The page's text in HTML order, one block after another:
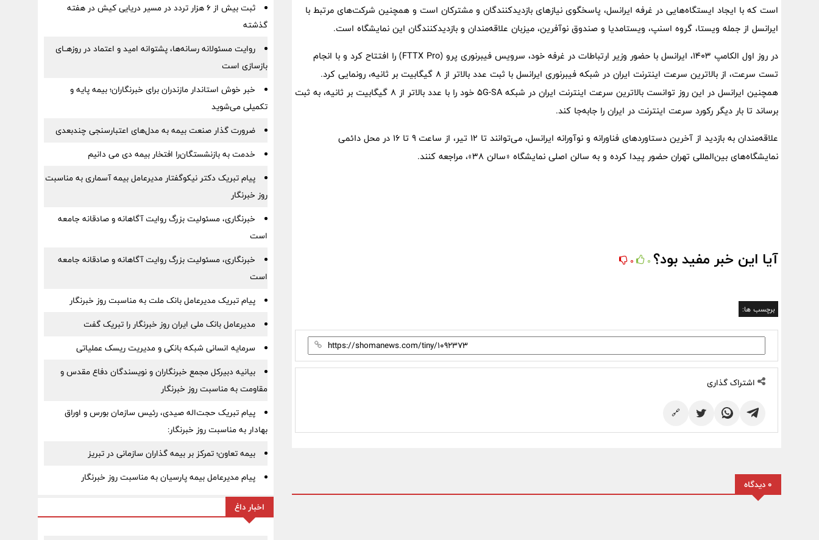
است که با ایجاد ایستگاه‌هایی در غرفه ایرانسل، پاسخگوی نیازهای بازدیدکنندگان و مشترکان است و همچنین شرکت‌های مرتبط با
ایرانسل از جمله ویستا، گروه اسنپ، ویستامدیا و صندوق نوآفرین، میزبان علاقه‌مندان و بازدیدکنندگان این نمایشگاه است.
در روز اول الکامپ ۱۴۰۳، ایرانسل با حضور وزیر ارتباطات در غرفه خود، سرویس فیبرنوری پرو (FTTX Pro) را افتتاح کرد و با انجام
تست سرعت، از بالاترین سرعت اینترنت ایران در شبکه فیبرنوری ایرانسل با ثبت عدد بالاتر از ۸ گیگابیت بر ثانیه، رونمایی کرد.
همچنین ایرانسل در این روز توانست بالاترین سرعت اینترنت ایران در شبکه 5G-SA خود را با عدد بالاتر از ۸ گیگابیت بر ثانیه، به ثبت
برساند تا بار دیگر رکورد سرعت اینترنت در ایران را جا‌به‌جا کند.
علاقه‌مندان به بازدید از آخرین دستاوردهای فناورانه و نوآورانه ایرانسل، می‌توانند تا ۱۲ تیر، از ساعت ۹ تا ۱۶ در محل دائمی
نمایشگاه‌های بین‌المللی تهران حضور پیدا کرده و به سالن اصلی نمایشگاه «سالن ۳۸»، مراجعه کنند.
آیا این خبر مفید بود؟ 0
0
برچسب ها:
اشتراک گذاری
🔗
0 دیدگاه
ثبت بیش از ۶ هزار تردد در مسیر دریایی کیش در هفته
گذشته
روایت مسئولانه رسانه‌ها، پشتوانه امید و اعتماد در روزهــای
بازسازی است
خبر خوش استاندار مازندران برای خبرنگاران؛‌ بیمه پایه و
‌تکمیلی می‌شوید
ضرورت گذار صنعت بیمه به مدل‌های اعتبارسنجی چندبعدی
خدمت به بازنشستگان‌را افتخار بیمه دی می دانیم
پیام تبریک دکتر نیکوگفتار مدیرعامل بیمه آسماری به مناسبت
روز خبرنگار
خبرنگاری، مسئولیت بزرگ روایت آگاهانه و صادقانه جامعه
است
خبرنگاری، مسئولیت بزرگ روایت آگاهانه و صادقانه جامعه
است
پیام تبریک مدیرعامل بانک ملت به مناسبت روز خبرنگار
مدیرعامل بانک ملی ایران روز خبرنگار را تبریک گفت
سرمایه انسانی شبکه بانکی و مدیریت ریسک عملیاتی
بیانیه دبیرکل مجمع خبرنگاران و نویسندگان دفاع مقدس و
مقاومت به مناسبت روز خبرنگار
پیام تبریک حجت‌اله صیدی، رئیس سازمان بورس و اوراق
بهادار به مناسبت روز خبرنگار:
بیمه تعاون؛ تمرکز بر بیمه گذاران سازمانی در تبریز
پیام مدیرعامل بیمه پارسیان به مناسبت روز خبرنگار
اخبار داغ